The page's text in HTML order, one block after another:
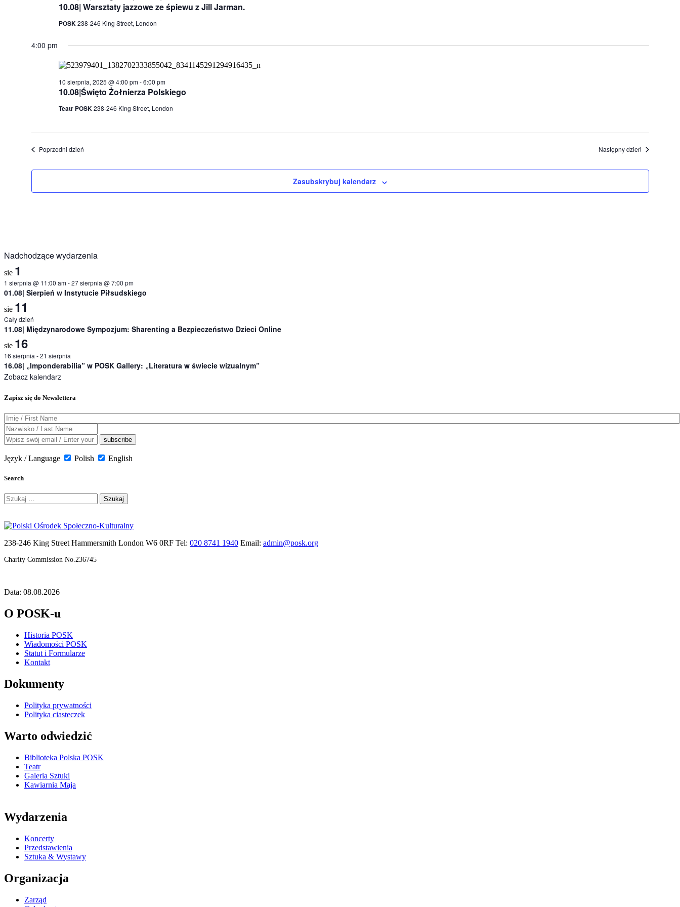
10.08| Warsztaty jazzowe ze śpiewu z Jill Jarman.
POSK238-246 King Street, London
4:00 pm
10.08|Święto Żołnierza Polskiego
10 sierpnia, 2025 @ 4:00 pm-6:00 pm
Teatr POSK238-246 King Street, London
Poprzedni dzień Następny dzień
Zasubskrybuj kalendarz
Nadchodzące wydarzenia
sie 1
1 sierpnia @ 11:00 am-27 sierpnia @ 7:00 pm
01.08| Sierpień w Instytucie Piłsudskiego
sie 11
Cały dzień
11.08| Międzynarodowe Sympozjum: Sharenting a Bezpieczeństwo Dzieci Online
sie 16
16 sierpnia-21 sierpnia
16.08| „Imponderabilia” w POSK Gallery: „Literatura w świecie wizualnym”
Zobacz kalendarz
Zapisz się do Newslettera
Język / Language Polish English
Search
Szukaj:
238-246 King Street Hammersmith London W6 0RF Tel: 020 8741 1940 Email: admin@posk.org
Charity Commission No.236745
Data: 08.08.2026
O POSK-u
Historia POSK
Wiadomości POSK
Statut i Formularze
Kontakt
Dokumenty
Polityka prywatności
Polityka ciasteczek
Warto odwiedzić
Biblioteka Polska POSK
Teatr
Galeria Sztuki
Kawiarnia Maja
Wydarzenia
Koncerty
Przedstawienia
Sztuka & Wystawy
Organizacja
Zarząd